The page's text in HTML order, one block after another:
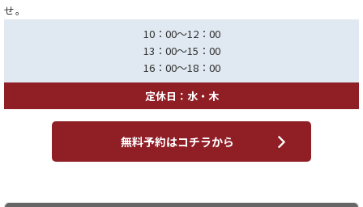
せ。
10：00～12：00
13：00～15：00
16：00～18：00
定休日：水・木
無料予約はコチラから